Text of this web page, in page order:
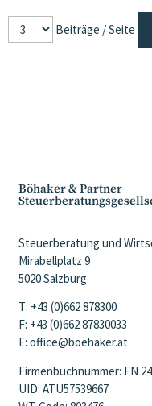
Beiträge / Seite
Böhaker & Partner
Steuerberatung und
Mirabellplatz 9
5020 Salzburg
T: +43 (0)662 878300
F: +43 (0)662 87830033
E: office@boehaker.at
Firmenbuchnummer: FN
UID: ATU57539667